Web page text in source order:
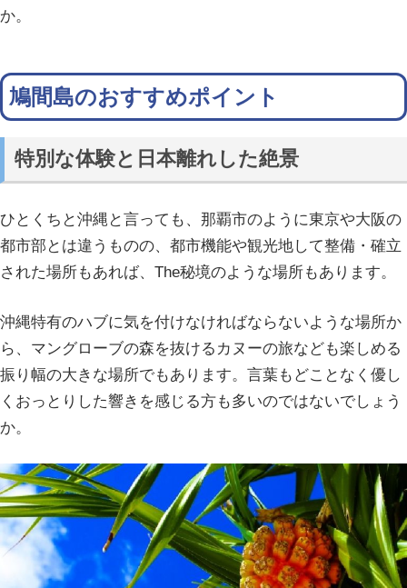
か。
鳩間島のおすすめポイント
特別な体験と日本離れした絶景
ひとくちと沖縄と言っても、那覇市のように東京や大阪の
都市部とは違うものの、都市機能や観光地して整備・確立
された場所もあれば、The秘境のような場所もあります。
沖縄特有のハブに気を付けなければならないような場所か
ら、マングローブの森を抜けるカヌーの旅なども楽しめる
振り幅の大きな場所でもあります。言葉もどことなく優し
くおっとりした響きを感じる方も多いのではないでしょう
か。